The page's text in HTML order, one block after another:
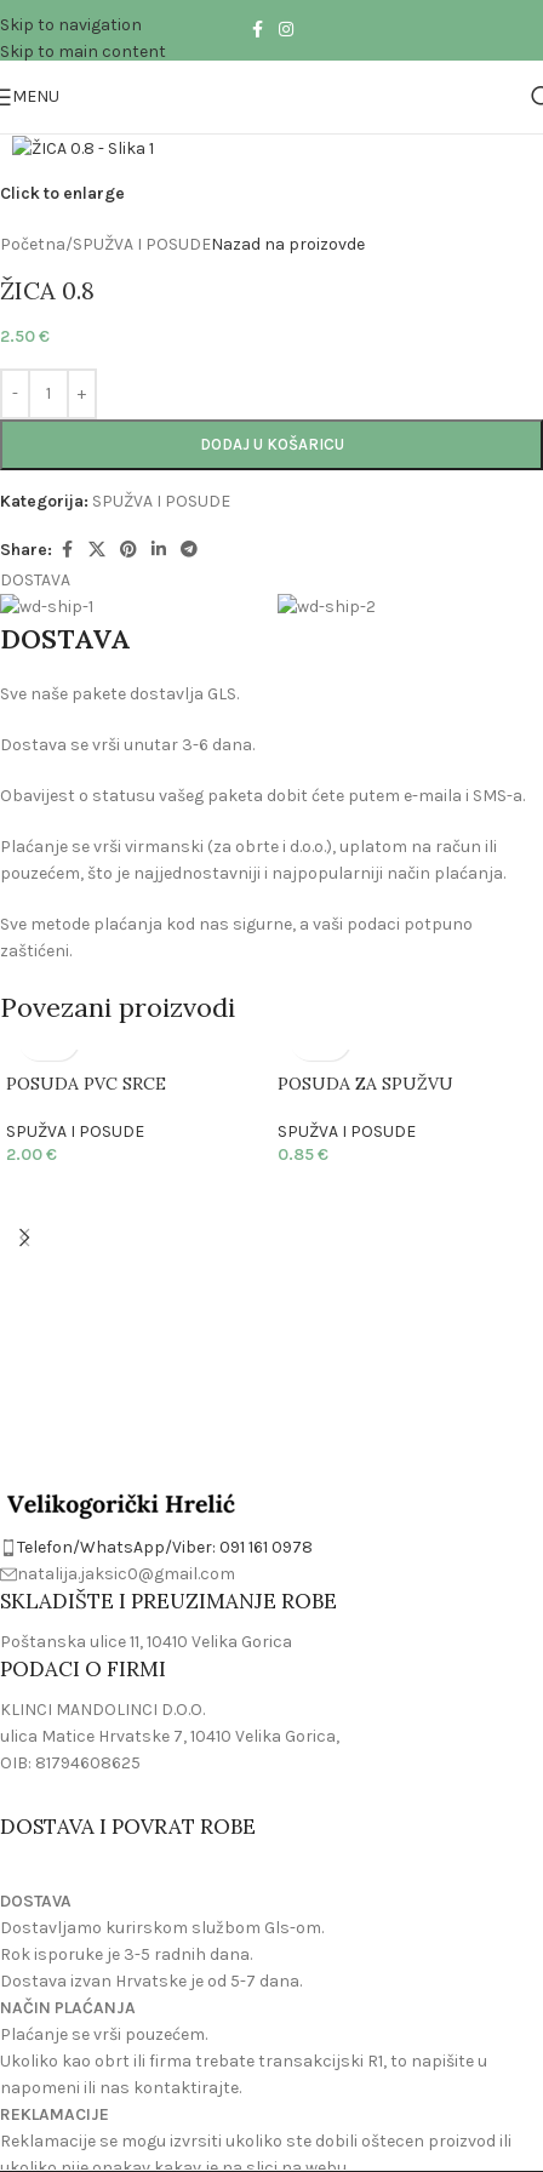
Skip to navigation
Skip to main content
MENU
Click to enlarge
Početna/SPUŽVA I POSUDENazad na proizovde
ŽICA 0.8
2.50€
DODAJ U KOŠARICU
Kategorija: SPUŽVA I POSUDE
Share:
DOSTAVA
DOSTAVA
Sve naše pakete dostavlja GLS.
Dostava se vrši unutar 3-6 dana.
Obavijest o statusu vašeg paketa dobit ćete putem e-maila i SMS-a.
Plaćanje se vrši virmanski (za obrte i d.o.o.), uplatom na račun ili
pouzećem, što je najjednostavniji i najpopularniji način plaćanja.
Sve metode plaćanja kod nas sigurne, a vaši podaci potpuno
zaštićeni.
Povezani proizvodi
POSUDA PVC SRCE
SPUŽVA I POSUDE
2.00€
POSUDA ZA SPUŽVU
SPUŽVA I POSUDE
0.85€
Telefon/WhatsApp/Viber: 091 161 0978
natalija.jaksic0@gmail.com
SKLADIŠTE I PREUZIMANJE ROBE
Poštanska ulice 11, 10410 Velika Gorica
PODACI O FIRMI
KLINCI MANDOLINCI D.O.O.
ulica Matice Hrvatske 7, 10410 Velika Gorica,
OIB: 81794608625
DOSTAVA I POVRAT ROBE
DOSTAVA
Dostavljamo kurirskom službom Gls-om.
Rok isporuke je 3-5 radnih dana.
Dostava izvan Hrvatske je od 5-7 dana.
NAČIN PLAĆANJA
Plaćanje se vrši pouzećem.
Ukoliko kao obrt ili firma trebate transakcijski R1, to napišite u
napomeni ili nas kontaktirajte.
REKLAMACIJE
Reklamacije se mogu izvrsiti ukoliko ste dobili oštecen proizvod ili